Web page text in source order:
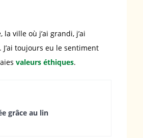
ville où j’ai grandi, j’ai
toujours eu le sentiment
valeurs éthiques.
grâce au lin